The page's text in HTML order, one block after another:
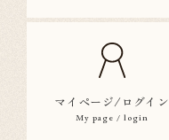
マイページ/ログイン
My page / login